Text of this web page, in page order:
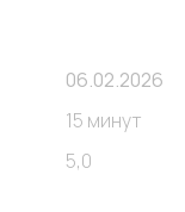
06.02.2026
15 минут
5,0